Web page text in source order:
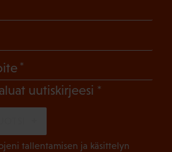
uutiskirjeesi (Pakollinen)
tallentamisen ja käsittelyn